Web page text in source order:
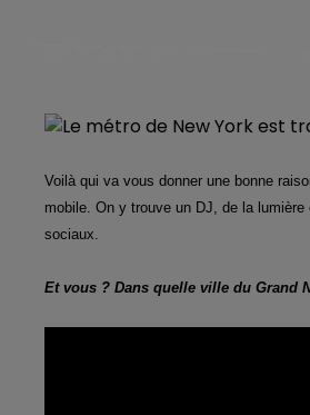
Voilà qui va vous donner une bonne
mobile. On y trouve un DJ, de la
sociaux.
Et vous ? Dans quelle ville du Grand